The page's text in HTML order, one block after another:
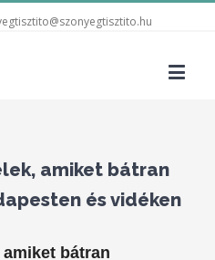
amiket bátran
és vidéken
bátran